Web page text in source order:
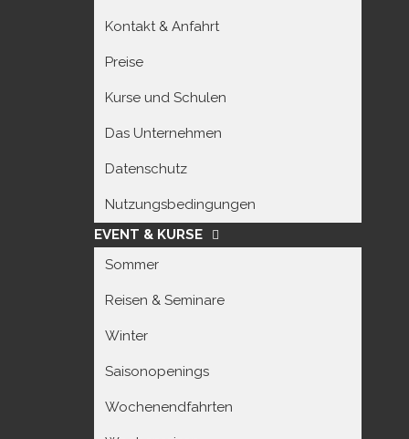
Kontakt & Anfahrt
Preise
Kurse und Schulen
Das Unternehmen
Datenschutz
Nutzungsbedingungen
EVENT & KURSE
Sommer
Reisen & Seminare
Winter
Saisonopenings
Wochenendfahrten